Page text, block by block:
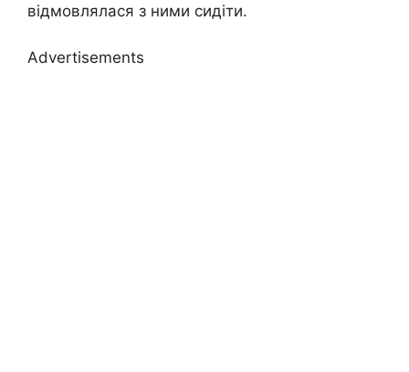
відмовлялася з ними сидіти.
Advertisements